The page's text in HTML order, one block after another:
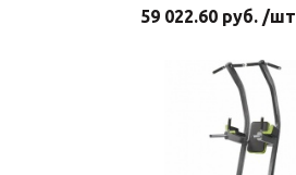
59 022.60 руб. /шт